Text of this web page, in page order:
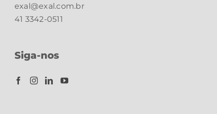
exal@exal.com.br
41 3342-0511
Siga-nos